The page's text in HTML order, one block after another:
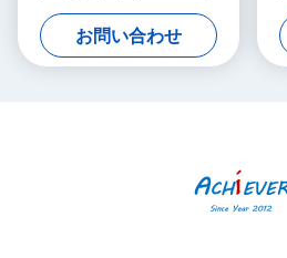
トローラー イーサネット通
信モジュール
お問い合わせ